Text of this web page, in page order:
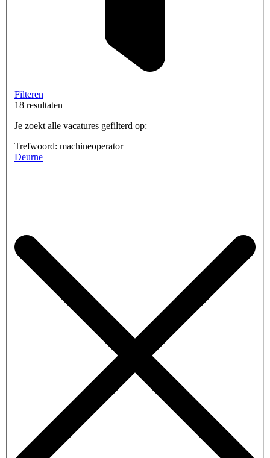
Filteren
18 resultaten
Je zoekt alle vacatures gefilterd op:
Trefwoord: machineoperator
Deurne